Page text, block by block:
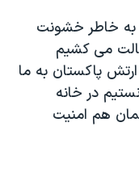
به خاطر خشونت
می کشيم
پاکستان به ما
در خانه
هم امنيت